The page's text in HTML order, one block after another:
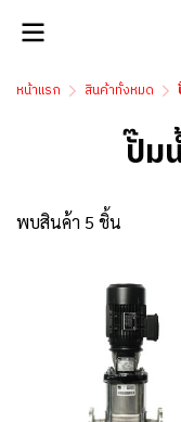
หน้าแรก สินค้าทั้งหมด
ปั๊ม
พบสินค้า 5 ชิ้น